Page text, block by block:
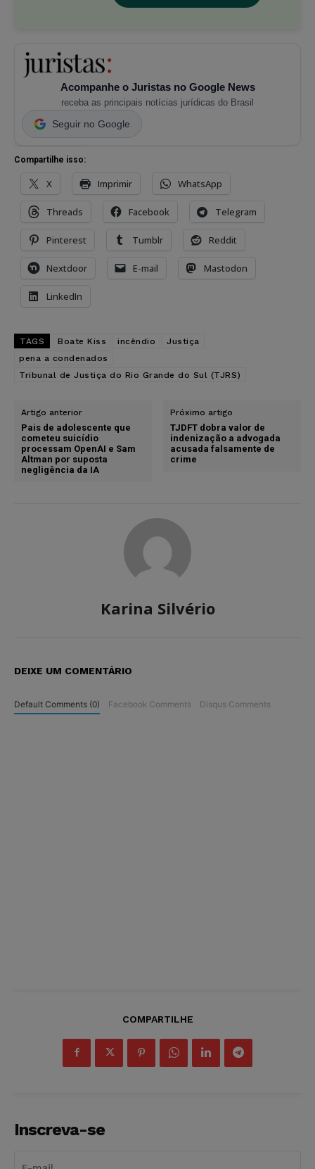
Acompanhe o Juristas no Google News
receba as principais notícias jurídicas do Brasil
Seguir no Google
Compartilhe isso:
X Imprimir WhatsApp
Threads Facebook Telegram
Pinterest Tumblr Reddit
Nextdoor E-mail Mastodon
LinkedIn
TAGS Boate Kiss incêndio
Justiça
pena a condenados
Tribunal de Justiça do Rio Grande do Sul (TJRS)
Artigo anterior
Pais de adolescente que
cometeu suicídio
processam OpenAI e Sam
Altman por suposta
negligência da IA
Próximo artigo
TJDFT dobra valor de
indenização a advogada
acusada falsamente de
crime
Karina Silvério
DEIXE UM COMENTÁRIO
Default Comments (0) Facebook Comments Disqus Comments
COMPARTILHE
Inscreva-se